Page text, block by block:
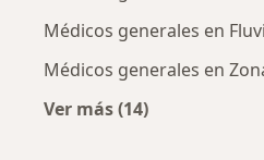
Médicos generales en
Médicos generales en
Ver más (14)